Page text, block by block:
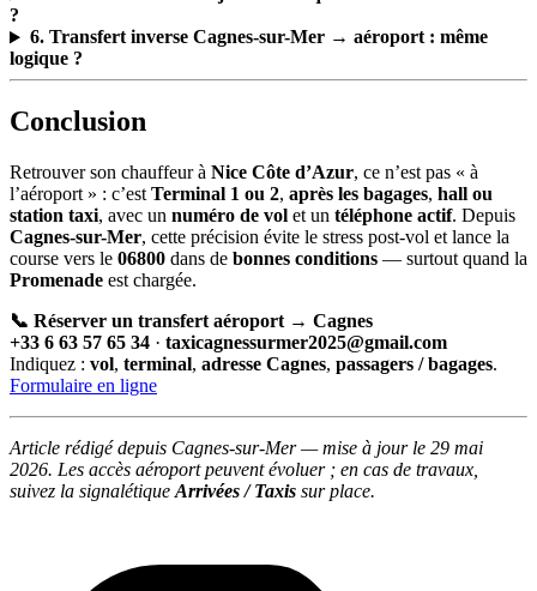
?
6. Transfert inverse Cagnes-sur-Mer → aéroport : même
logique ?
Conclusion
Retrouver son chauffeur à Nice Côte d’Azur, ce n’est pas « à
l’aéroport » : c’est Terminal 1 ou 2, après les bagages, hall ou
station taxi, avec un numéro de vol et un téléphone actif. Depuis
Cagnes-sur-Mer, cette précision évite le stress post-vol et lance la
course vers le 06800 dans de bonnes conditions — surtout quand la
Promenade est chargée.
📞 Réserver un transfert aéroport → Cagnes
+33 6 63 57 65 34 · taxicagnessurmer2025@gmail.com
Indiquez : vol, terminal, adresse Cagnes, passagers / bagages.
Formulaire en ligne
Article rédigé depuis Cagnes-sur-Mer — mise à jour le 29 mai
2026. Les accès aéroport peuvent évoluer ; en cas de travaux,
suivez la signalétique Arrivées / Taxis sur place.